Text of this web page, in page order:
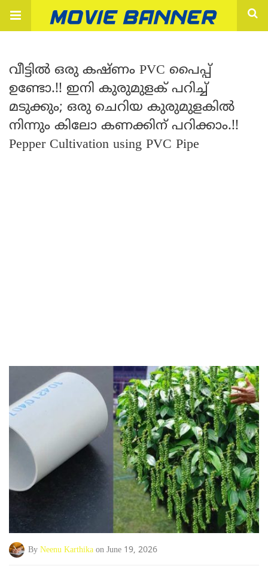
വീട്ടിൽ ഒരു കഷ്ണം PVC പൈപ്പ്
ഉണ്ടോ.!! ഇനി കുരുമുളക് പറിച്ച്
മടുക്കും; ഒരു ചെറിയ കുരുമുളകിൽ
നിന്നും കിലോ കണക്കിന് പറിക്കാം.!!
Pepper Cultivation using PVC Pipe
By Neenu Karthika on June 19, 2026